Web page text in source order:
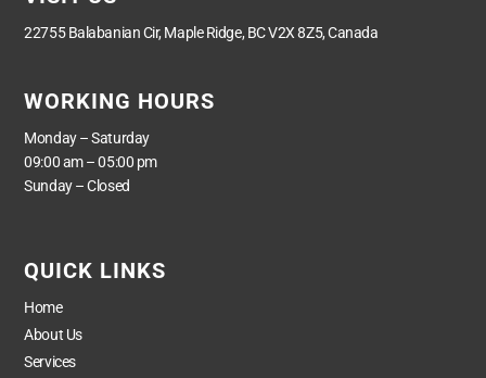
22755 Balabanian Cir, Maple Ridge, BC V2X 8Z5, Canada
WORKING HOURS
Monday – Saturday
09:00 am – 05:00 pm
Sunday – Closed
QUICK LINKS
Home
About Us
Services